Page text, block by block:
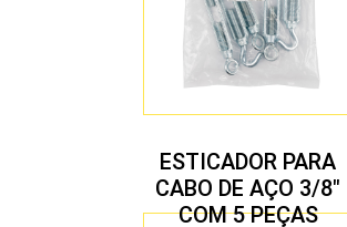
ESTICADOR PARA
CABO DE AÇO 3/8″
COM 5 PEÇAS